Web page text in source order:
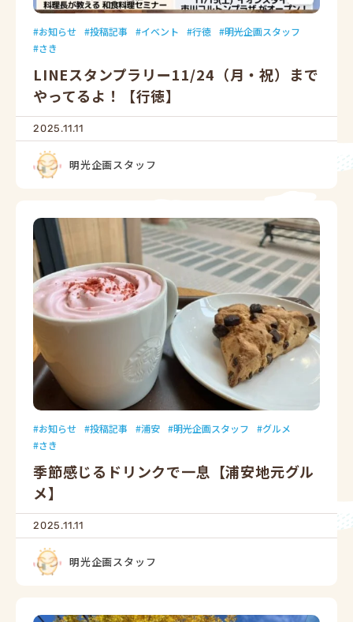
お知らせ 投稿記事 イベント 行徳
明光企画スタッフ
さき
LINEスタンプラリー11/24（月・祝）まで
やってるよ！【行徳】
2025.11.11
明光企画スタッフ
お知らせ 投稿記事 浦安 明光企画スタッフ
グルメ
さき
季節感じるドリンクで一息【浦安地元グル
メ】
2025.11.11
明光企画スタッフ